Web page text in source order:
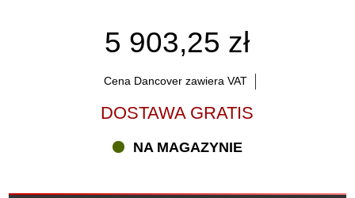
5 903,25 zł
Cena Dancover zawiera VAT
DOSTAWA GRATIS
NA MAGAZYNIE